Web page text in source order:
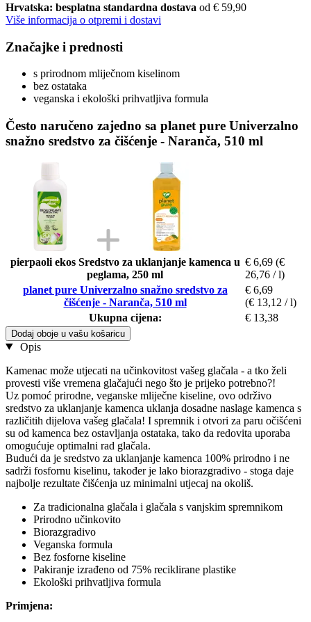
Hrvatska: besplatna standardna dostava od € 59,90
Više informacija o otpremi i dostavi
Značajke i prednosti
s prirodnom mliječnom kiselinom
bez ostataka
veganska i ekološki prihvatljiva formula
Često naručeno zajedno sa planet pure Univerzalno
snažno sredstvo za čišćenje - Naranča, 510 ml
pierpaoli ekos Sredstvo za uklanjanje kamenca u
peglama, 250 ml
€ 6,69 (€
26,76 / l)
planet pure Univerzalno snažno sredstvo za
čišćenje - Naranča, 510 ml
€ 6,69
(€ 13,12 / l)
Ukupna cijena:
€ 13,38
Dodaj oboje u vašu košaricu
Opis
Kamenac može utjecati na učinkovitost vašeg glačala - a tko želi
provesti više vremena glačajući nego što je prijeko potrebno?!
Uz pomoć prirodne, veganske mliječne kiseline, ovo održivo
sredstvo za uklanjanje kamenca uklanja dosadne naslage kamenca s
različitih dijelova vašeg glačala! I spremnik i otvori za paru očišćeni
su od kamenca bez ostavljanja ostataka, tako da redovita uporaba
omogućuje optimalni rad glačala.
Budući da je sredstvo za uklanjanje kamenca 100% prirodno i ne
sadrži fosfornu kiselinu, također je lako biorazgradivo - stoga daje
najbolje rezultate čišćenja uz minimalni utjecaj na okoliš.
Za tradicionalna glačala i glačala s vanjskim spremnikom
Prirodno učinkovito
Biorazgradivo
Veganska formula
Bez fosforne kiseline
Pakiranje izrađeno od 75% reciklirane plastike
Ekološki prihvatljiva formula
Primjena: